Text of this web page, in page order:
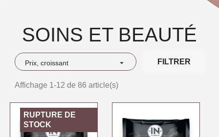
SOINS ET BEAUTÉ
Prix, croissant  FILTRER
Affichage 1-12 de 86 article(s)
RUPTURE DE
STOCK